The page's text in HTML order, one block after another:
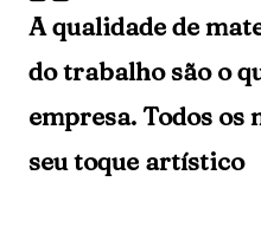
A qualidade de
do trabalho são o
empresa. Todos os
seu toque artístico